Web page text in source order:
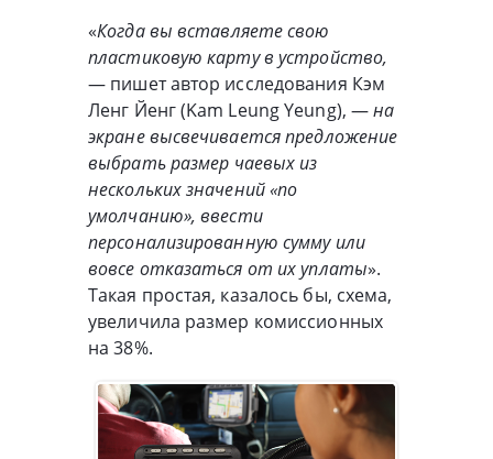
«Когда вы вставляете свою
пластиковую карту в устройство,
— пишет автор исследования Кэм
Ленг Йенг (Kam Leung Yeung), —на
экране высвечивается предложение
выбрать размер чаевых из
нескольких значений «по
умолчанию», ввести
персонализированную сумму или
вовсе отказаться от их уплаты».
Такая простая, казалось бы, схема,
увеличила размер комиссионных
на 38%.